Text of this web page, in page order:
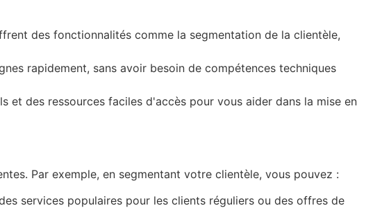
des fonctionnalités comme la segmentation de la clientèle,
rapidement, sans avoir besoin de compétences techniques
des ressources faciles d'accès pour vous aider dans la mise en
Par exemple, en segmentant votre clientèle, vous pouvez :
services populaires pour les clients réguliers ou des offres de